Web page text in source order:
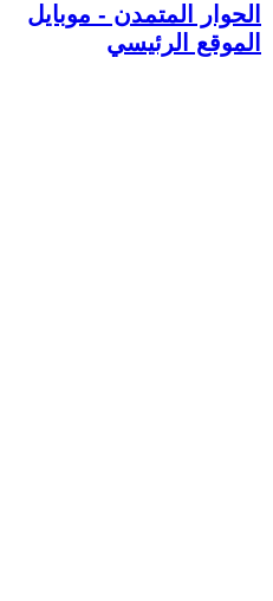
الحوار المتمدن - موبايل
الموقع الرئيسي